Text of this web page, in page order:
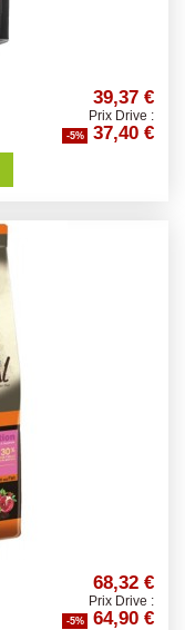
39,37 €
Prix Drive :
-5% 37,40 €
68,32 €
Prix Drive :
-5% 64,90 €